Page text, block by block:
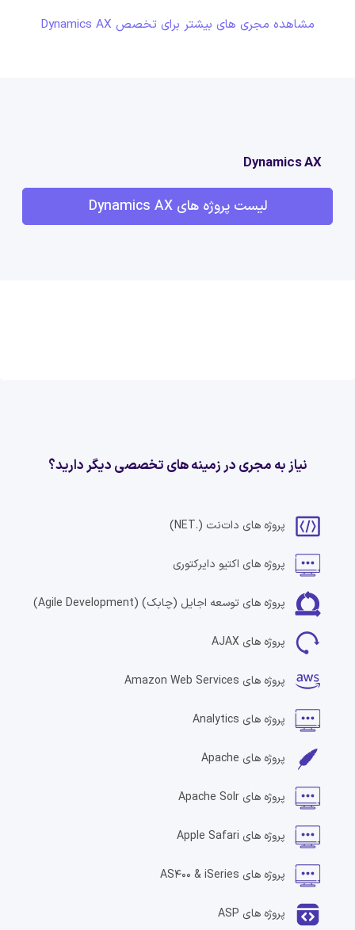
مشاهده مجری های بیشتر برای تخصص Dynamics AX
Dynamics AX
لیست پروژه های Dynamics AX
نیاز به مجری در زمینه های تخصصی دیگر دارید؟
پروژه های دات‌نت (.NET)
پروژه های اکتیو دایرکتوری
پروژه های توسعه اجایل (چابک) (Agile Development)
پروژه های AJAX
پروژه های Amazon Web Services
پروژه های Analytics
پروژه های Apache
پروژه های Apache Solr
پروژه های Apple Safari
پروژه های AS400 & iSeries
پروژه های ASP